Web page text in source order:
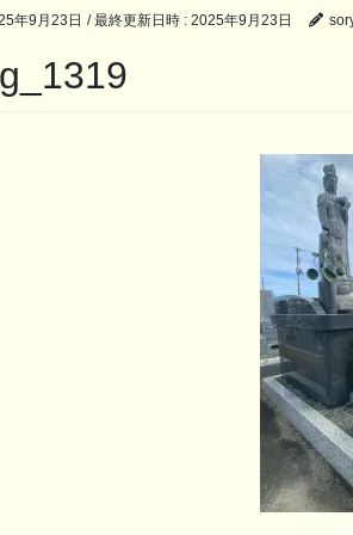
年9月23日 / 最終更新日時 : 2025年9月23日